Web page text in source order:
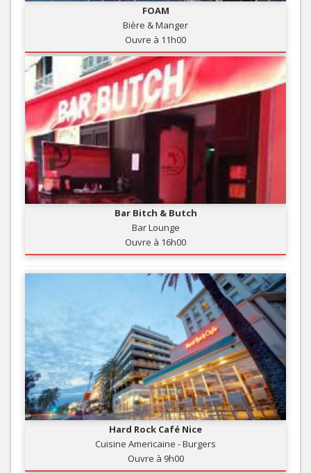
FOAM
Bière & Manger
Ouvre à 11h00
Bar Bitch & Butch
Bar Lounge
Ouvre à 16h00
Hard Rock Café Nice
Cuisine Americaine - Burgers
Ouvre à 9h00